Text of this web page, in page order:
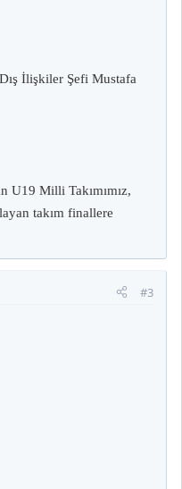
İlişkiler Şefi Mustafa
U19 Milli Takımımız,
takım finallere
#3